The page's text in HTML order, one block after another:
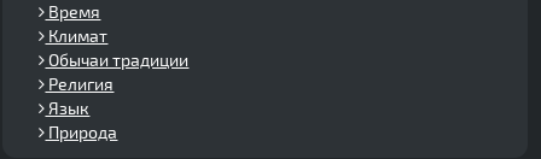
Время
Климат
Обычаи традиции
Религия
Язык
Природа